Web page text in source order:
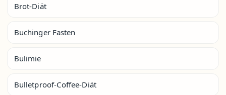
Brot-Diät
Buchinger Fasten
Bulimie
Bulletproof-Coffee-Diät